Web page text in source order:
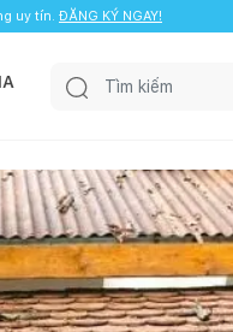
uy tín. ĐĂNG KÝ NGAY!